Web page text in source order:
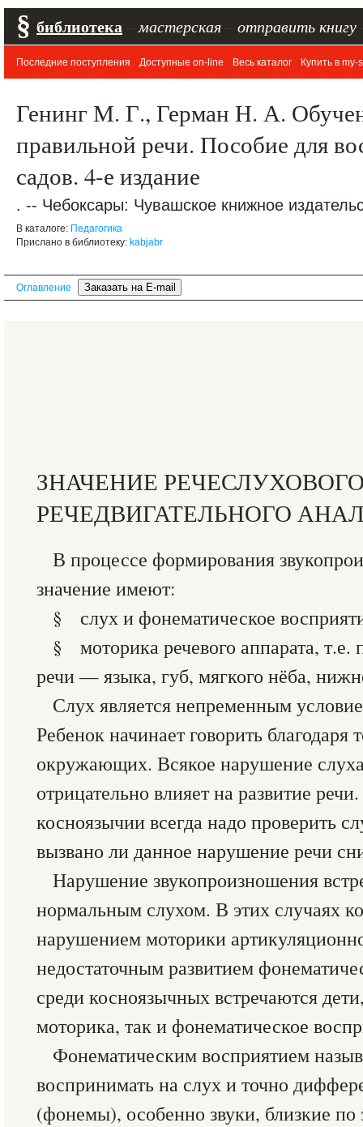
§ библиотека мастерская отправить книгу
Последние поступления Доступные on-line Весь каталог Купить в my-
Генинг М. Г., Герман Н. А.
правильной речи. Пособие для
садов. 4-е издание
. -- Чебоксары: Чувашское книжное
В каталоге: Педагогика
Прислано в библиотеку: kabjabr
Оглавление
ЗНАЧЕНИЕ
РЕЧЕДВИГАТЕЛЬНОГО
В процессе формирования
значение имеют:
§ слух и фонематическое
§ моторика речевого аппарата, т.е.
речи — языка, губ, мягкого нёба,
Слух является непременным
Ребенок начинает говорить
окружающих. Всякое нарушение
отрицательно влияет на развитие
косноязычии всегда надо проверить
вызвано ли данное нарушение речи
Нарушение звукопроизношения
нормальным слухом. В этих случаях
нарушением моторики
недостаточным развитием
среди косноязычных встречаются
моторика, так и фонематическое
Фонематическим восприятием
воспринимать на слух и точно
(фонемы), особенно звуки, близкие